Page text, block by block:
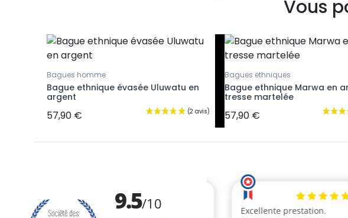
Vous
Bagues homme
Bague ethnique évasée Uluwatu en
argent
57,90 €
Bagues ethniques
Bague ethnique Marwa en
tresse martelée
57,90 €